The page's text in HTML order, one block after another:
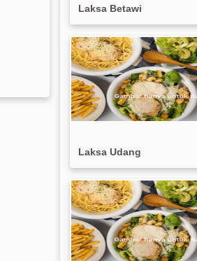
Laksa Betawi
Laksa Udang